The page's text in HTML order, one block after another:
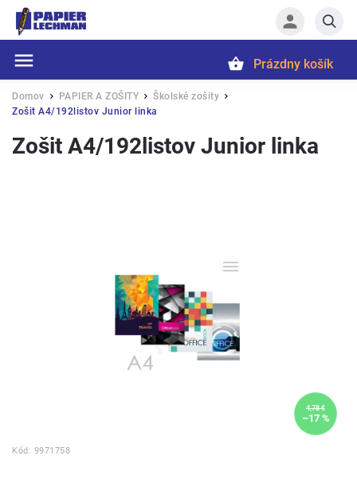
Prázdny košík
Domov / PAPIER A ZOŠITY / Školské zošity /
Zošit A4/192listov Junior linka
Zošit A4/192listov Junior linka
4,78 €
–17 %
Kód: 9971758